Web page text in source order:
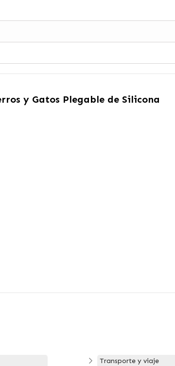
y Gatos Plegable de Silicona
Transporte y viaje